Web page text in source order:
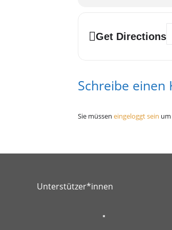
Get Directions
Schreibe einen
Sie müssen eingeloggt sein
Unterstützer*innen